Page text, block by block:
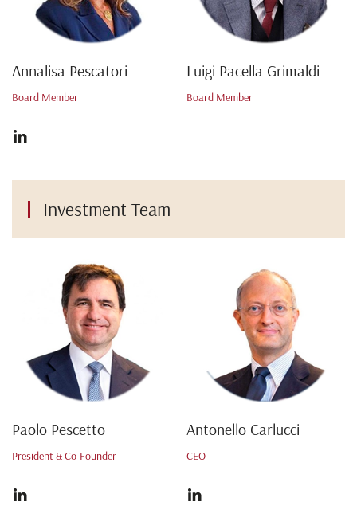
Annalisa Pescatori
Board Member
Luigi Pacella Grimaldi
Board Member
Investment Team
Paolo Pescetto
President & Co-Founder
Antonello Carlucci
CEO